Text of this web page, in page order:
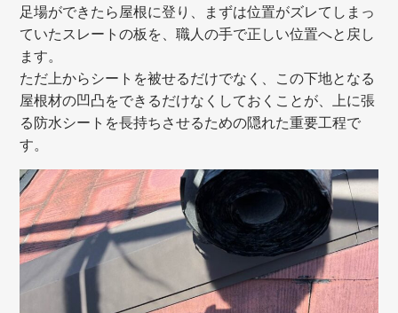
足場ができたら屋根に登り、まずは位置がズレてしまっ
ていたスレートの板を、職人の手で正しい位置へと戻し
ます。
ただ上からシートを被せるだけでなく、この下地となる
屋根材の凹凸をできるだけなくしておくことが、上に張
る防水シートを長持ちさせるための隠れた重要工程で
す。